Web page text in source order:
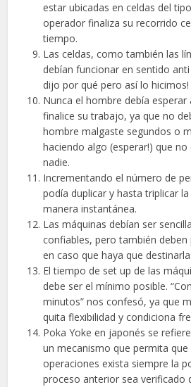
estar ubicadas en celdas del
operador finaliza su recorrido
tiempo.
Las celdas, como también las
debían funcionar en sentido
dijo por qué pero así lo hicimos!
Nunca el hombre debía esperar
finalice su trabajo, ya que no
hombre malgaste segundos o
haciendo algo (esperar!) que
nadie.
Incrementando el número de
podía duplicar y hasta triplicar
manera instantánea.
Las máquinas debían ser
confiables, pero también deben
en caso que haya que
El tiempo de set up de las
debe ser el mínimo posible.
minutos” nos confesó, ya que
quita flexibilidad y condiciona
Poka Yoke en japonés se
un mecanismo que permita que
operaciones exista siempre la
proceso anterior sea verificado